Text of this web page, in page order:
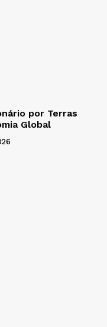
por Terras
Global